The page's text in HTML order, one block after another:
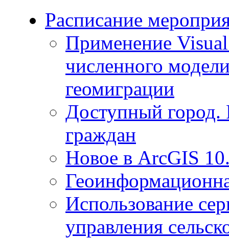
Расписание
Применение
численного
геомиграции
Доступный
граждан
Новое в ArcGIS
Использование
управления